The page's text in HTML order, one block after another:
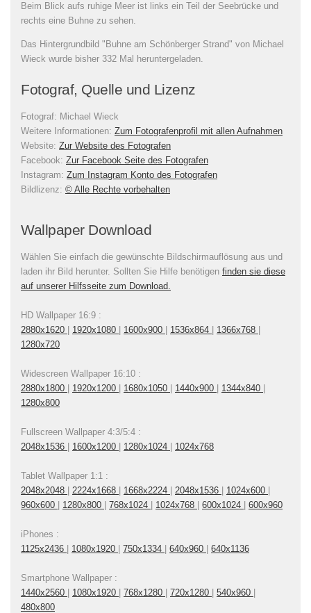
Beim Blick aufs ruhige Meer ist links ein Teil der Seebrücke und
rechts eine Buhne zu sehen.
Das Hintergrundbild "Buhne am Schönberger Strand" von Michael
Wieck wurde bisher 332 Mal heruntergeladen.
Fotograf, Quelle und Lizenz
Fotograf: Michael Wieck
Weitere Informationen: Zum Fotografenprofil mit allen Aufnahmen
Website: Zur Website des Fotografen
Facebook: Zur Facebook Seite des Fotografen
Instagram: Zum Instagram Konto des Fotografen
Bildlizenz: © Alle Rechte vorbehalten
Wallpaper Download
Wählen Sie einfach die gewünschte Bildschirmauflösung aus und
laden ihr Bild herunter. Sollten Sie Hilfe benötigen finden sie diese
auf unserer Hilfsseite zum Download.
HD Wallpaper 16:9 :
2880x1620 | 1920x1080 | 1600x900 | 1536x864 | 1366x768 |
1280x720
Widescreen Wallpaper 16:10 :
2880x1800 | 1920x1200 | 1680x1050 | 1440x900 | 1344x840 |
1280x800
Fullscreen Wallpaper 4:3/5:4 :
2048x1536 | 1600x1200 | 1280x1024 | 1024x768
Tablet Wallpaper 1:1 :
2048x2048 | 2224x1668 | 1668x2224 | 2048x1536 | 1024x600 |
960x600 | 1280x800 | 768x1024 | 1024x768 | 600x1024 | 600x960
iPhones :
1125x2436 | 1080x1920 | 750x1334 | 640x960 | 640x1136
Smartphone Wallpaper :
1440x2560 | 1080x1920 | 768x1280 | 720x1280 | 540x960 |
480x800